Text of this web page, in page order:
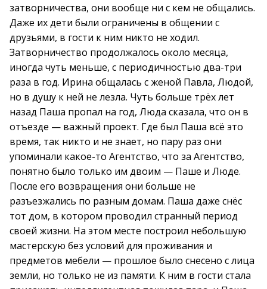
затворничества, они вообще ни с кем не общались.
Даже их дети были ограничены в общении с
друзьями, в гости к ним никто не ходил.
Затворничество продолжалось около месяца,
иногда чуть меньше, с периодичностью два-три
раза в год. Ирина общалась с женой Павла, Людой,
но в душу к ней не лезла. Чуть больше трёх лет
назад Паша пропал на год, Люда сказала, что он в
отъезде — важный проект. Где был Паша всё это
время, так никто и не знает, но пару раз они
упоминали какое-то Агентство, что за Агентство,
понятно было только им двоим — Паше и Люде.
После его возвращения они больше не
разъезжались по разным домам. Паша даже снёс
тот дом, в котором проводил странный период
своей жизни. На этом месте построил небольшую
мастерскую без условий для проживания и
предметов мебели — прошлое было снесено с лица
земли, но только не из памяти. К ним в гости стала